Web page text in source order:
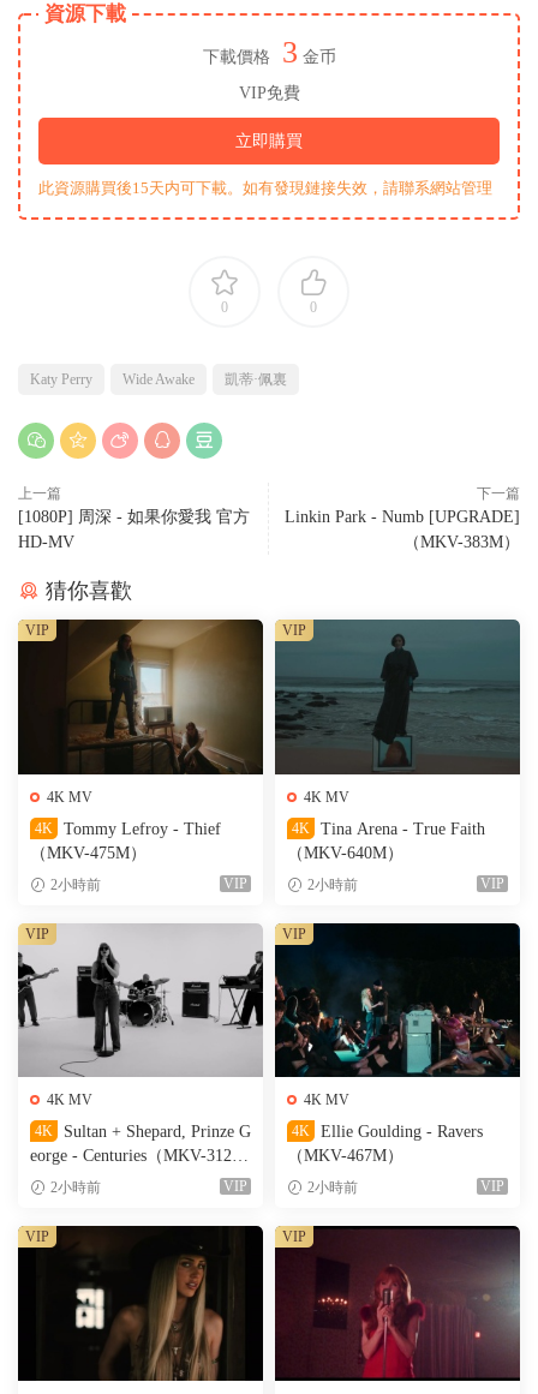
資源下載
下載價格 3 金币
VIP免費
立即購買
此資源購買後15天内可下載。如有發現鏈接失效，請聯系網站管理
0 0
Katy Perry Wide Awake 凱蒂·佩裏
上一篇
[1080P] 周深 - 如果你愛我 官方
HD-MV
下一篇
Linkin Park - Numb [UPGRADE]
（MKV-383M）
猜你喜歡
4K MV
4K
Tommy Lefroy - Thief
（MKV-475M）
2小時前 VIP
VIP
4K MV
4K
Tina Arena - True Faith
（MKV-640M）
2小時前 VIP
VIP
4K MV
4K
Sultan + Shepard, Prinze G
eorge - Centuries（MKV-312
M）2小時前 VIP
VIP
4K MV
4K
Ellie Goulding - Ravers
（MKV-467M）
2小時前 VIP
VIP
VIP VIP